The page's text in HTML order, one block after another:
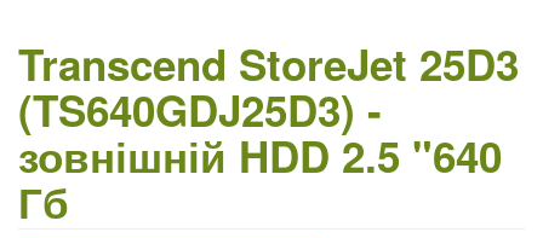
Transcend StoreJet 25D3
(TS640GDJ25D3) -
зовнішній HDD 2.5 "640
Гб